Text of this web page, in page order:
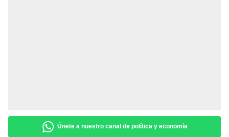
Únete a nuestro canal de política y economía